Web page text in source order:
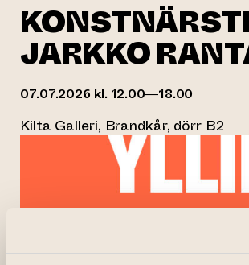
JARKKO
07.07.2026 kl. 12.00—18.00
Kilta Galleri, Brandkår, dörr B2